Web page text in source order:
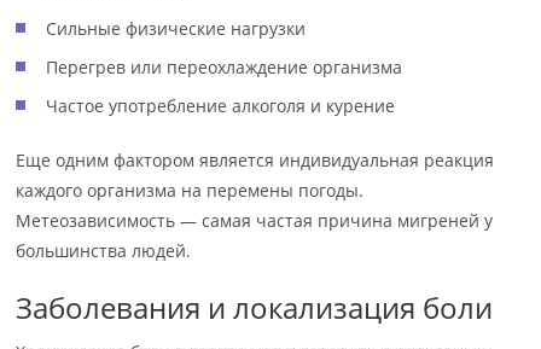
Сильные физические нагрузки
Перегрев или переохлаждение организма
Частое употребление алкоголя и курение
Еще одним фактором является индивидуальная реакция
каждого организма на перемены погоды.
Метеозависимость — самая частая причина мигреней у
большинства людей.
Заболевания и локализация боли